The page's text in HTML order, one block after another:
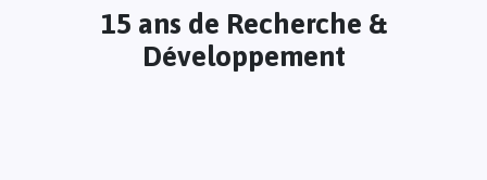
15 ans de Recherche &
Développement